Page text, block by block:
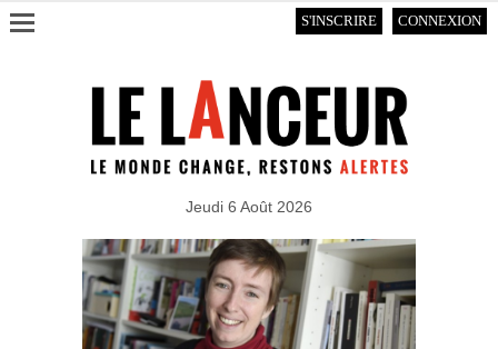
S'INSCRIRE CONNEXION
Jeudi 6 Août 2026